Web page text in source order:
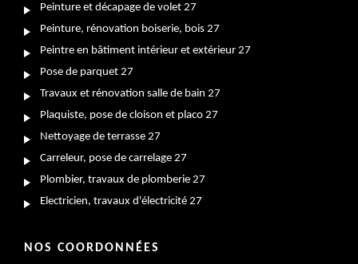
Peinture et décapage de volet 27
Peinture, rénovation boiserie, bois 27
Peintre en bâtiment intérieur et extérieur 27
Pose de parquet 27
Travaux et rénovation salle de bain 27
Plaquiste, pose de cloison et placo 27
Nettoyage de terrasse 27
Carreleur, pose de carrelage 27
Plombier, travaux de plomberie 27
Electricien, travaux d'électricité 27
NOS COORDONNÉES